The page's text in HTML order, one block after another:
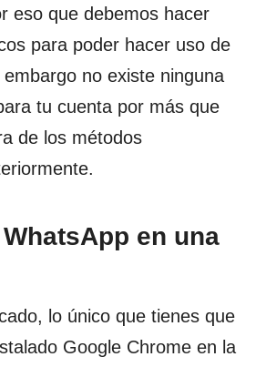
eso que debemos hacer
para poder hacer uso de
no existe ninguna
tu cuenta por más que
de los métodos
en una
lo único que tienes que
Google Chrome en la